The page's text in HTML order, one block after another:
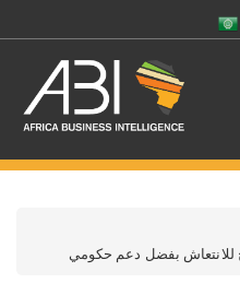
للانتعاش بفضل دعم حكومي